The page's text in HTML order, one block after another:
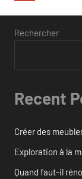
des
Rechercher
Recent
Créer des
Exploration à la
Quand faut-il